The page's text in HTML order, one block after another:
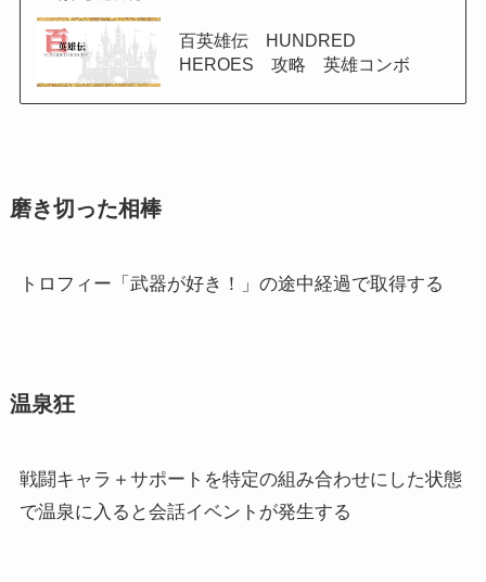
百英雄伝 HUNDRED
HEROES 攻略 英雄コンボ
磨き切った相棒
トロフィー「武器が好き！」の途中経過で取得する
温泉狂
戦闘キャラ＋サポートを特定の組み合わせにした状態
で温泉に入ると会話イベントが発生する